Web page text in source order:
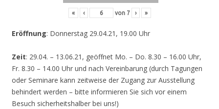
« ‹ von 7 › »
Eröffnung: Donnerstag 29.04.21, 19.00 Uhr
Zeit: 29.04. – 13.06.21, geöffnet Mo. – Do. 8.30 – 16.00 Uhr,
Fr. 8.30 – 14.00 Uhr und nach Vereinbarung (durch Tagungen
oder Seminare kann zeitweise der Zugang zur Ausstellung
behindert werden – bitte informieren Sie sich vor einem
Besuch sicherheitshalber bei uns!)